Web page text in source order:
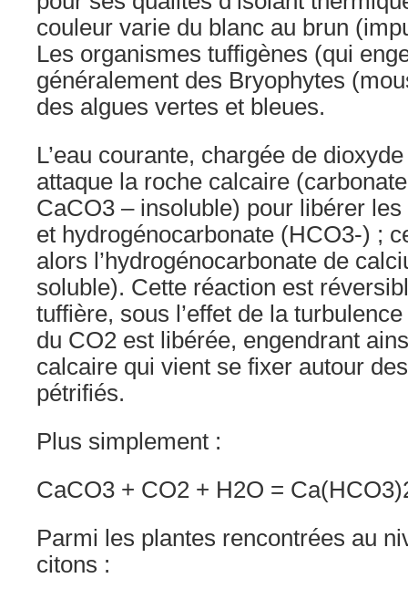
couleur varie du blanc au brun
Les organismes tuffigènes (qui
généralement des Bryophytes
des algues vertes et bleues.
L’eau courante, chargée de
attaque la roche calcaire
CaCO3 – insoluble) pour libérer
et hydrogénocarbonate (HCO3-) ;
alors l’hydrogénocarbonate de
soluble). Cette réaction est
tuffière, sous l’effet de la
du CO2 est libérée, engendrant
calcaire qui vient se fixer autour
pétrifiés.
Plus simplement :
CaCO3 + CO2 + H2O =
Parmi les plantes rencontrées au
citons :